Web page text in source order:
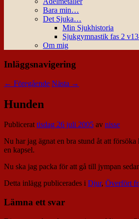
Bara min…
Det Sjuka…
Min Sjukhistoria
Sjukgymnastik fas 2
Om mig
Inläggsnavigering
← Föregående Nästa →
Hunden
Publicerattisdag 26 juli 2005 av nisse
Nu har jag ägnat en bra stund åt att
en kapsel.
Nu ska jag packa för att gå till jympan
Detta inlägg publicerades i Djur, Överfört
Lämna ett svar